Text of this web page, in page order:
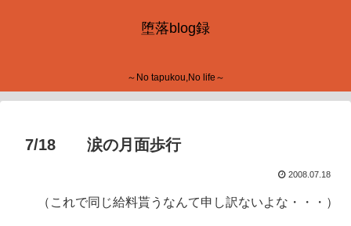
堕落blog録
～No tapukou,No life～
7/18 涙の月面歩行
2008.07.18
（これで同じ給料貰うなんて申し訳ないよな・・・）